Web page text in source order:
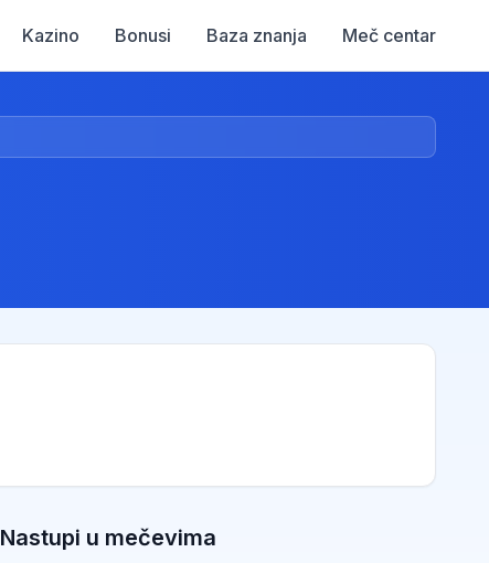
Kazino Bonusi Baza znanja Meč centar
Nastupi u mečevima